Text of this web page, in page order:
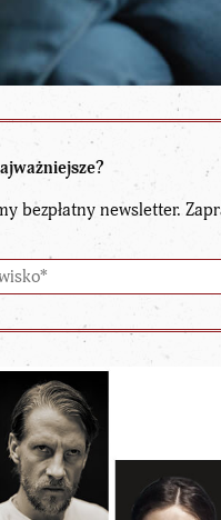
bezpłatny newsletter.